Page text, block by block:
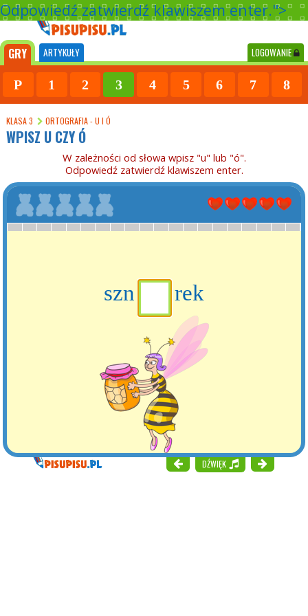
Odpowiedź zatwierdź klawiszem enter.">
GRY ARTYKUŁY LOGOWANIE
P 1 2 3 4 5 6 7 8
KLASA 3 ORTOGRAFIA - U I Ó
WPISZ U CZY Ó
W zależności od słowa wpisz "u" lub "ó".
Odpowiedź zatwierdź klawiszem enter.
szn rek
DŹWIĘK